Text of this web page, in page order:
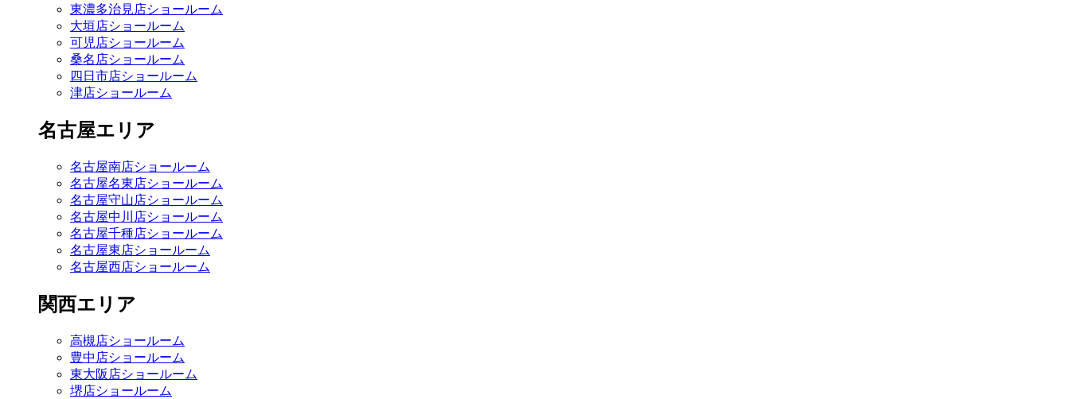
東濃多治見店ショールーム
大垣店ショールーム
可児店ショールーム
桑名店ショールーム
四日市店ショールーム
津店ショールーム
名古屋エリア
名古屋南店ショールーム
名古屋名東店ショールーム
名古屋守山店ショールーム
名古屋中川店ショールーム
名古屋千種店ショールーム
名古屋東店ショールーム
名古屋西店ショールーム
関西エリア
高槻店ショールーム
豊中店ショールーム
東大阪店ショールーム
堺店ショールーム